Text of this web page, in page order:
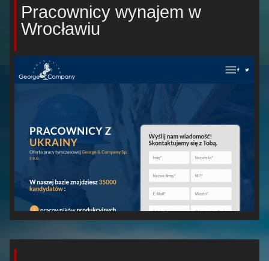
Pracownicy wynajem w
Wrocławiu